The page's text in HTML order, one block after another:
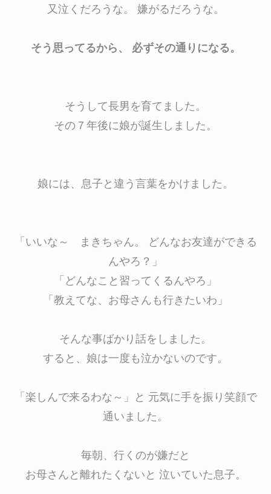
又泣くだろうな。 嫌がるだろうな。
そう思ってるから、 必ずその通りになる。
そうして長男を育てました。
その７年後に娘が誕生しました。
娘には、息子と違う言葉をかけました。
「いいな～ まきちゃん。 どんなお友達ができる
んやろ？」
「どんなこと習ってくるんやろ」
「教えてな、お母さんも行きたいわ」
そんな事ばかり話をしました。
すると、娘は一度も泣かないのです。
「楽しんで来るわな～」と 元気に手を振り笑顔で
通いました。
毎朝、行くのが嫌だと
お母さんと離れたくないと 泣いていた息子。